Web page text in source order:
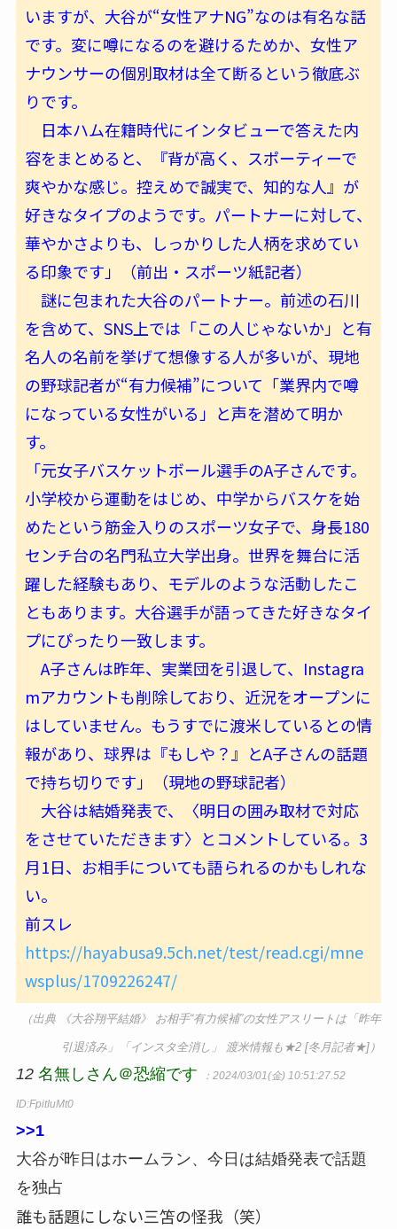
いますが、大谷が“女性アナNG”なのは有名な話
です。変に噂になるのを避けるためか、女性ア
ナウンサーの個別取材は全て断るという徹底ぶ
りです。
日本ハム在籍時代にインタビューで答えた内
容をまとめると、『背が高く、スポーティーで
爽やかな感じ。控えめで誠実で、知的な人』が
好きなタイプのようです。パートナーに対して、
華やかさよりも、しっかりした人柄を求めてい
る印象です」（前出・スポーツ紙記者）
謎に包まれた大谷のパートナー。前述の石川
を含めて、SNS上では「この人じゃないか」と有
名人の名前を挙げて想像する人が多いが、現地
の野球記者が“有力候補”について「業界内で噂
になっている女性がいる」と声を潜めて明か
す。
「元女子バスケットボール選手のA子さんです。
小学校から運動をはじめ、中学からバスケを始
めたという筋金入りのスポーツ女子で、身長180
センチ台の名門私立大学出身。世界を舞台に活
躍した経験もあり、モデルのような活動したこ
ともあります。大谷選手が語ってきた好きなタイ
プにぴったり一致します。
A子さんは昨年、実業団を引退して、Instagra
mアカウントも削除しており、近況をオープンに
はしていません。もうすでに渡米しているとの情
報があり、球界は『もしや？』とA子さんの話題
で持ち切りです」（現地の野球記者）
大谷は結婚発表で、〈明日の囲み取材で対応
をさせていただきます〉とコメントしている。3
月1日、お相手についても語られるのかもしれな
い。
前スレ
https://hayabusa9.5ch.net/test/read.cgi/mne
wsplus/1709226247/
（出典 《大谷翔平結婚》 お相手“有力候補”の女性アスリートは「昨年
引退済み」「インスタ全消し」 渡米情報も★2 [冬月記者★]）
12 名無しさん＠恐縮です ：2024/03/01(金) 10:51:27.52
ID:FpitIuMt0
>>1
大谷が昨日はホームラン、今日は結婚発表で話題
を独占
誰も話題にしない三笘の怪我（笑）